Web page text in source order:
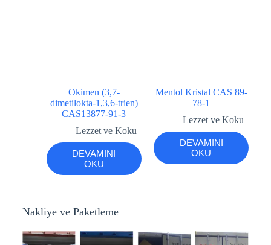
Okimen (3,7-
dimetilokta-1,3,6-trien)
CAS13877-91-3
Lezzet ve Koku
DEVAMINI
OKU
Mentol Kristal CAS 89-
78-1
Lezzet ve Koku
DEVAMINI
OKU
Nakliye ve Paketleme